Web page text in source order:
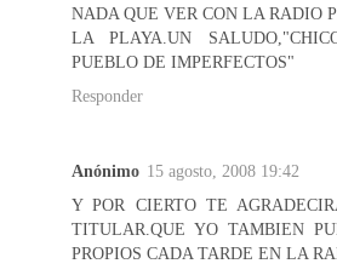
NADA QUE VER CON LA RADIO
LA PLAYA.UN
PUEBLO DE IMPERFECTOS"
Responder
Anónimo 15 agosto, 2008 19:42
Y POR CIERTO TE
TITULAR.QUE YO TAMBIEN
PROPIOS CADA TARDE EN LA